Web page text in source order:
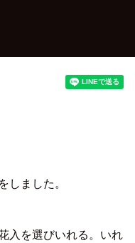
ました。
入を選びいれる。いれ